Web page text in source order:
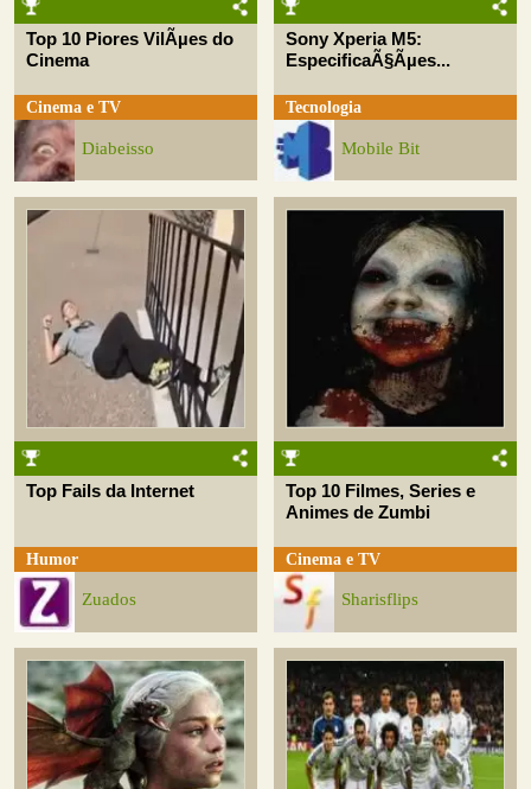
Top 10 Piores VilÃµes do
Cinema
Cinema e TV
Diabeisso
Sony Xperia M5:
EspecificaÃ§Ãµes...
Tecnologia
Mobile Bit
Top Fails da Internet
Humor
Zuados
Top 10 Filmes, Series e
Animes de Zumbi
Cinema e TV
Sharisflips